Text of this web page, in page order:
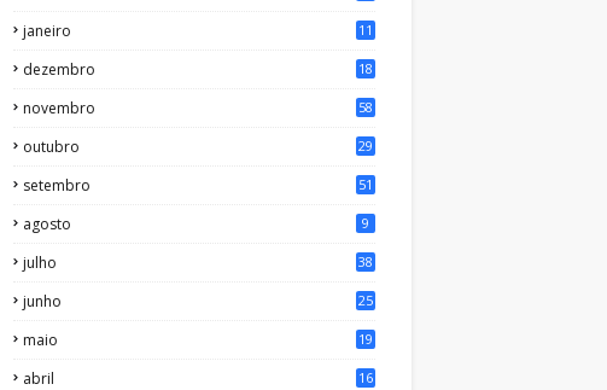
janeiro 11
dezembro 18
novembro 58
outubro 29
setembro 51
agosto 9
julho 38
junho 25
maio 19
abril 16